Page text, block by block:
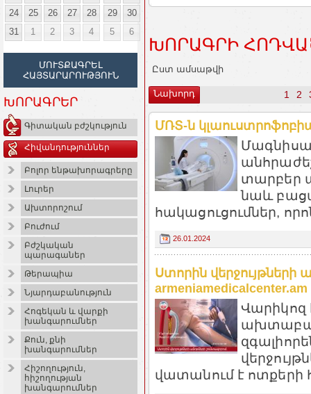
24
25 26 27 28 29
30
31
1 2 3 4 5 6
ՄՈՒՏՔԱԳՐԵԼ
ՀԱՅՏԱՐԱՐՈՒԹՅՈՒՆ
ԽՈՐԱԳՐԵՐ
Գիտական բժշկություն
Հիվանդություններ
Բոլոր ենթախորագրերը
Լուրեր
Ախտորոշում
Բուժում
Բժշկական
պարագաներ
Թերապիա
Նյարդաբանություն
Հոգեկան և վարքի
խանգարումներ
Քուն, քնի
խանգարումներ
Հիշողություն,
հիշողության
խանգարումներ
ԽՈՐԱԳՐԻ
Ըստ ամսաթվի
Նախորդ 1 2
ՄՌՏ-ն
տարբեր
նաև
հակացուցումներ,
26.01.2024
Ստորին վերջույթների
armeniamedicalcenter.am
Վարիկոզ
վատանում է ոտքերի